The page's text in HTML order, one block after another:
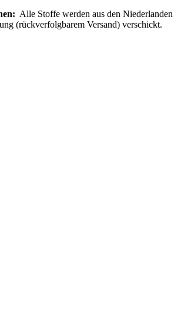
Alle Stoffe werden aus den Niederlanden
(rückverfolgbarem Versand) verschickt.